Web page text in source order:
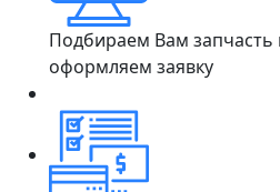
Подбираем Вам запчасть
оформляем заявку